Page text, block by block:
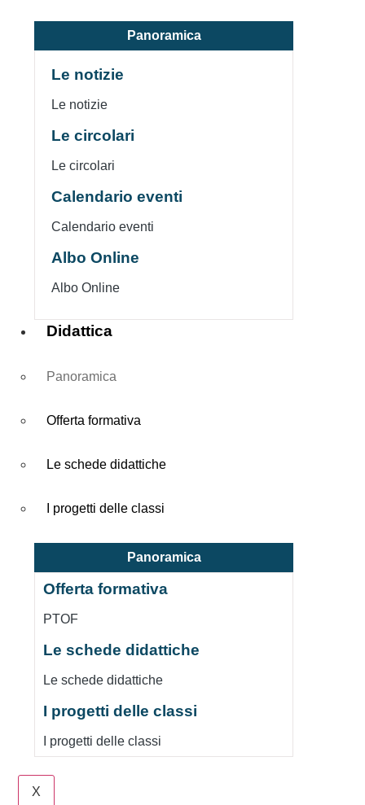
Panoramica
Le notizie
Le notizie
Le circolari
Le circolari
Calendario eventi
Calendario eventi
Albo Online
Albo Online
Didattica
Panoramica
Offerta formativa
Le schede didattiche
I progetti delle classi
Panoramica
Offerta formativa
PTOF
Le schede didattiche
Le schede didattiche
I progetti delle classi
I progetti delle classi
X